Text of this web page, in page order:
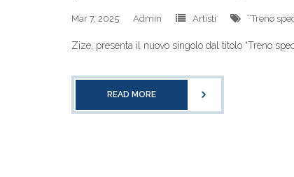
Mar 7, 2025 Admin Artisti “Treno
Zize, presenta il nuovo singolo dal titolo “Treno
READ MORE